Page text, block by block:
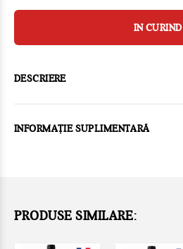
IN CURIND
DESCRIERE
INFORMAȚIE SUPLIMENTARĂ
PRODUSE SIMILARE: